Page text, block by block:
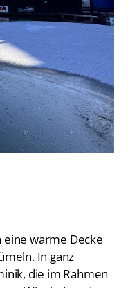
In ganz
die im Rahmen
„Wir sind sowieso